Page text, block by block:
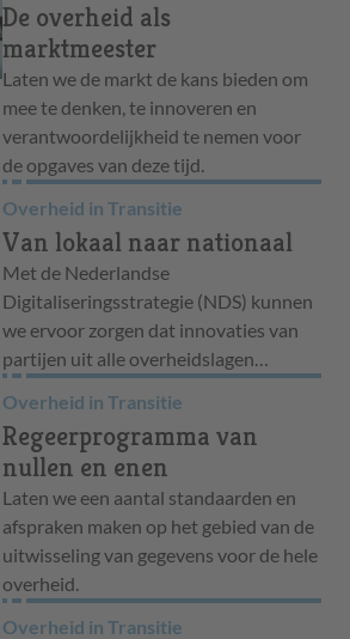
De overheid als
marktmeester
Laten we de markt de kans bieden om
mee te denken, te innoveren en
verantwoordelijkheid te nemen voor
de opgaves van deze tijd.
Overheid in Transitie
Van lokaal naar nationaal
Met de Nederlandse
Digitaliseringsstrategie (NDS) kunnen
we ervoor zorgen dat innovaties van
partijen uit alle overheidslagen…
Overheid in Transitie
Regeerprogramma van
nullen en enen
Laten we een aantal standaarden en
afspraken maken op het gebied van de
uitwisseling van gegevens voor de hele
overheid.
Overheid in Transitie